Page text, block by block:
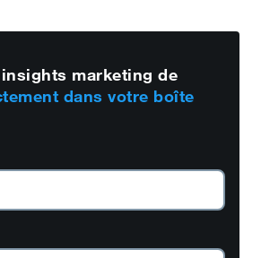
marketing de
dans votre boîte